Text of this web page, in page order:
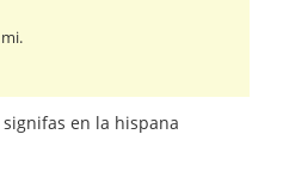
en la hispana